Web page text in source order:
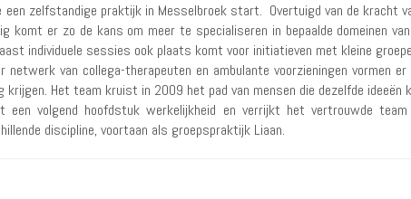
een zelfstandige praktijk in Messelbroek start. Overtuigd van de kracht
komt er zo de kans om meer te specialiseren in bepaalde domeinen
individuele sessies ook plaats komt voor initiatieven met kleine
netwerk van collega-therapeuten en ambulante voorzieningen vormen
krijgen. Het team kruist in 2009 het pad van mensen die dezelfde
volgend hoofdstuk werkelijkheid en verrijkt het vertrouwde
discipline, voortaan als groepspraktijk Liaan.